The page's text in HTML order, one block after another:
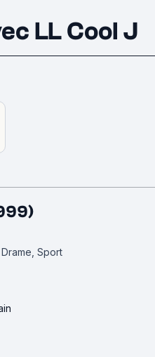
LL Cool J
Drame, Sport